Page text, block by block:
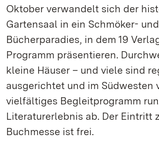
Oktober verwandelt sich der
Gartensaal in ein Schmöker- und
Bücherparadies, in dem 19
Programm präsentieren.
kleine Häuser – und viele sind
ausgerichtet und im Südwesten
vielfältiges Begleitprogramm
Literaturerlebnis ab. Der Eintritt
Buchmesse ist frei.